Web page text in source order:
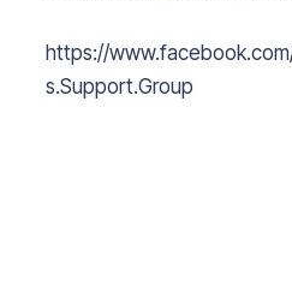
https://
s.Support.Group